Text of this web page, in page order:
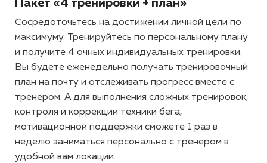
Пакет «4 тренировки + план»
Сосредоточьтесь на достижении личной цели по
максимуму. Тренируйтесь по персональному плану
и получите 4 очных индивидуальных тренировки.
Вы будете еженедельно получать тренировочный
план на почту и отслеживать прогресс вместе с
тренером. А для выполнения сложных тренировок,
контроля и коррекции техники бега,
мотивационной поддержки сможете 1 раз в
неделю заниматься персонально с тренером в
удобной вам локации.